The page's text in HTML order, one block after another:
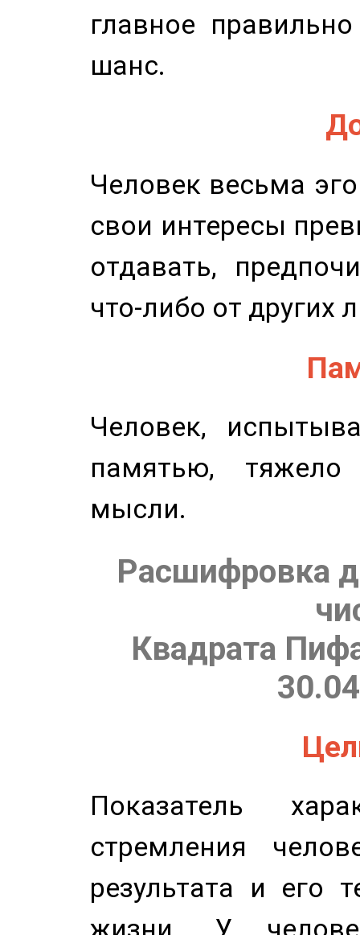
главное
шанс.
Человек весьма
свои интересы
отдавать,
что-либо от других
Человек,
памятью,
мысли.
Расшифровка
Квадрата
Показатель
стремления
результата и его